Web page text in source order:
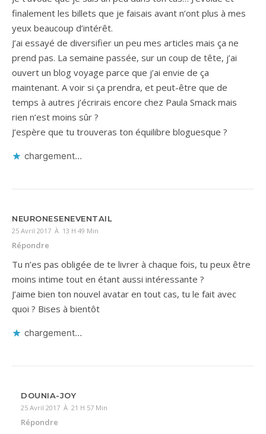
finalement les billets que je faisais avant n’ont plus à mes
yeux beaucoup d’intérêt.
J’ai essayé de diversifier un peu mes articles mais ça ne
prend pas. La semaine passée, sur un coup de tête, j’ai
ouvert un blog voyage parce que j’ai envie de ça
maintenant. A voir si ça prendra, et peut-être que de
temps à autres j’écrirais encore chez Paula Smack mais
rien n’est moins sûr ?
J’espère que tu trouveras ton équilibre bloguesque ?
chargement…
NEURONESENEVENTAIL
25 Avril 2017 À 13 H 49 Min
Répondre
Tu n’es pas obligée de te livrer à chaque fois, tu peux être
moins intime tout en étant aussi intéressante ?
J’aime bien ton nouvel avatar en tout cas, tu le fait avec
quoi ? Bises à bientôt
chargement…
DOUNIA-JOY
25 Avril 2017 À 21 H 57 Min
Répondre